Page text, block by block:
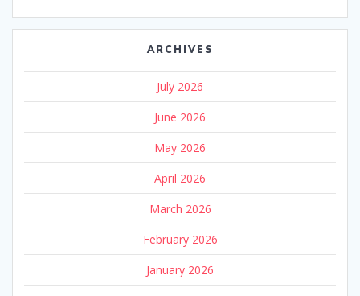
ARCHIVES
July 2026
June 2026
May 2026
April 2026
March 2026
February 2026
January 2026